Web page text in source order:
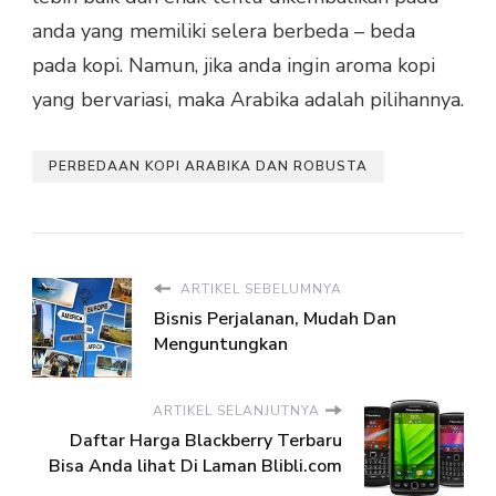
anda yang memiliki selera berbeda – beda
pada kopi. Namun, jika anda ingin aroma kopi
yang bervariasi, maka Arabika adalah pilihannya.
PERBEDAAN KOPI ARABIKA DAN ROBUSTA
ARTIKEL SEBELUMNYA
Bisnis Perjalanan, Mudah Dan
Menguntungkan
ARTIKEL SELANJUTNYA
Daftar Harga Blackberry Terbaru
Bisa Anda lihat Di Laman Blibli.com